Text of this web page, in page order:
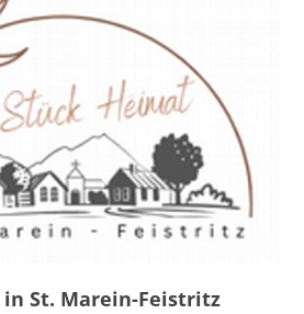
St. Marein-Feistritz